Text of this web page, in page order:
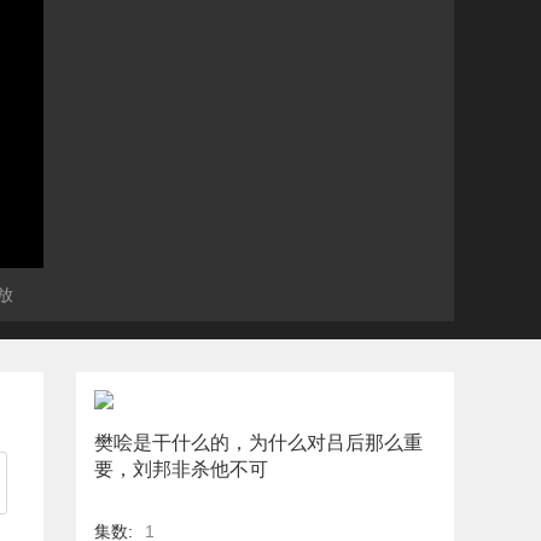
樊哙是干什么的，为什么对吕后那么重
要，刘邦非杀他不可
集数: 1